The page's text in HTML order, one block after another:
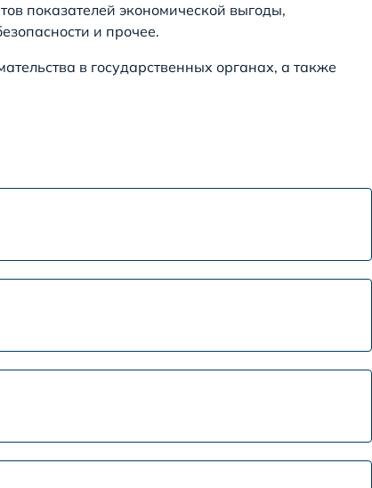
показателей экономической выгоды,
и прочее.
в государственных органах, а также